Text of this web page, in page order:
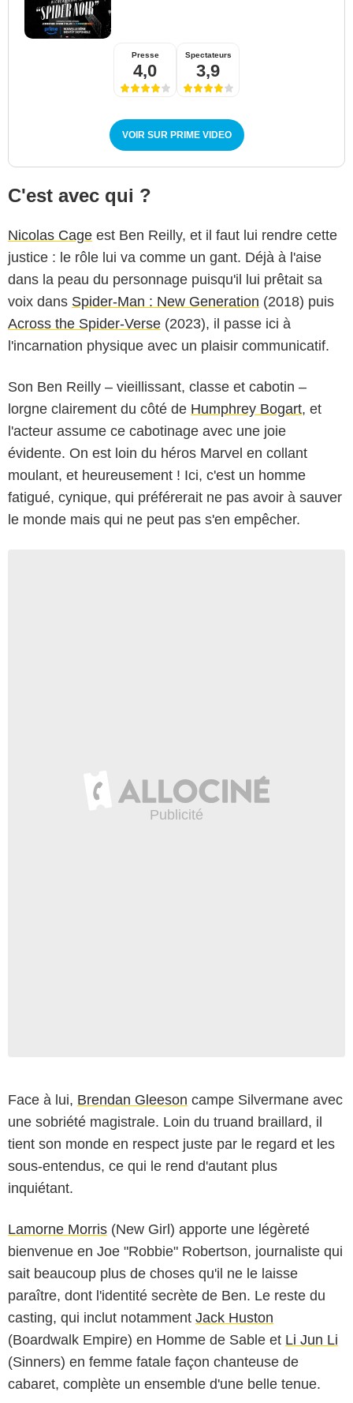
Presse
4,0
Spectateurs
3,9
VOIR SUR PRIME VIDEO
C'est avec qui ?
Nicolas Cage est Ben Reilly, et il faut lui rendre cette
justice : le rôle lui va comme un gant. Déjà à l'aise
dans la peau du personnage puisqu'il lui prêtait sa
voix dans Spider-Man : New Generation (2018) puis
Across the Spider-Verse (2023), il passe ici à
l'incarnation physique avec un plaisir communicatif.
Son Ben Reilly – vieillissant, classe et cabotin –
lorgne clairement du côté de Humphrey Bogart, et
l'acteur assume ce cabotinage avec une joie
évidente. On est loin du héros Marvel en collant
moulant, et heureusement ! Ici, c'est un homme
fatigué, cynique, qui préférerait ne pas avoir à sauver
le monde mais qui ne peut pas s'en empêcher.
Face à lui, Brendan Gleeson campe Silvermane avec
une sobriété magistrale. Loin du truand braillard, il
tient son monde en respect juste par le regard et les
sous-entendus, ce qui le rend d'autant plus
inquiétant.
Lamorne Morris (New Girl) apporte une légèreté
bienvenue en Joe "Robbie" Robertson, journaliste qui
sait beaucoup plus de choses qu'il ne le laisse
paraître, dont l'identité secrète de Ben. Le reste du
casting, qui inclut notamment Jack Huston
(Boardwalk Empire) en Homme de Sable et Li Jun Li
(Sinners) en femme fatale façon chanteuse de
cabaret, complète un ensemble d'une belle tenue.